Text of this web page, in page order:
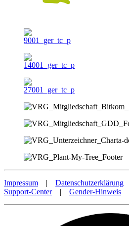
Impressum | Datenschutzerklärung
Support-Center| Gender-Hinweis